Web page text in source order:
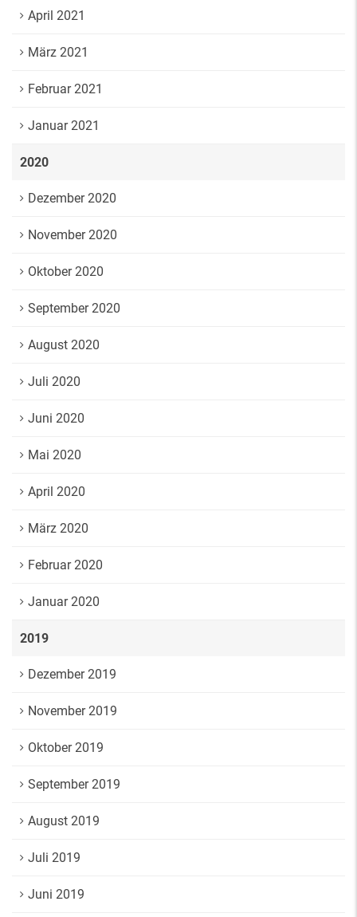
April 2021
März 2021
Februar 2021
Januar 2021
2020
Dezember 2020
November 2020
Oktober 2020
September 2020
August 2020
Juli 2020
Juni 2020
Mai 2020
April 2020
März 2020
Februar 2020
Januar 2020
2019
Dezember 2019
November 2019
Oktober 2019
September 2019
August 2019
Juli 2019
Juni 2019